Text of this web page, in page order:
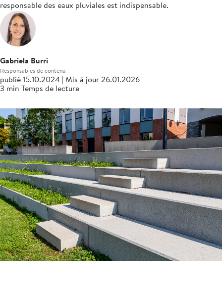
responsable des eaux pluviales est indispensable.
Gabriela Burri
Responsables de contenu
publié 15.10.2024 | Mis à jour 26.01.2026
3 min Temps de lecture